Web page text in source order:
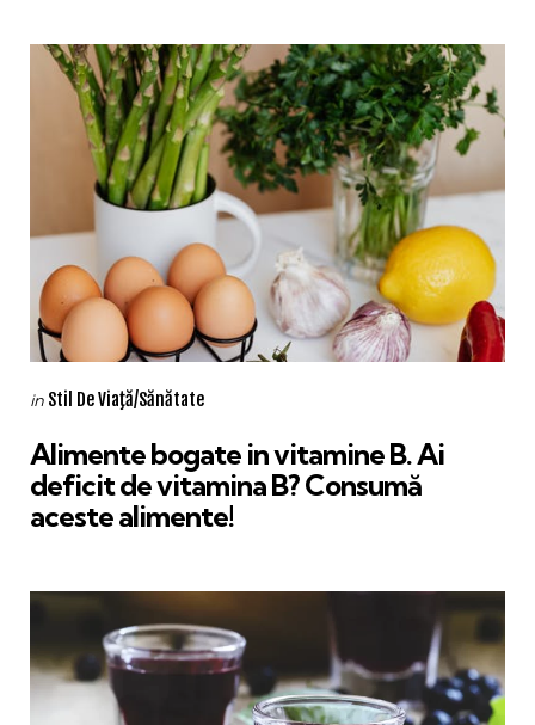
Categories
Posted
in Stil De Viaţă/Sănătate
Alimente bogate in vitamine B. Ai
deficit de vitamina B? Consumă
aceste alimente!